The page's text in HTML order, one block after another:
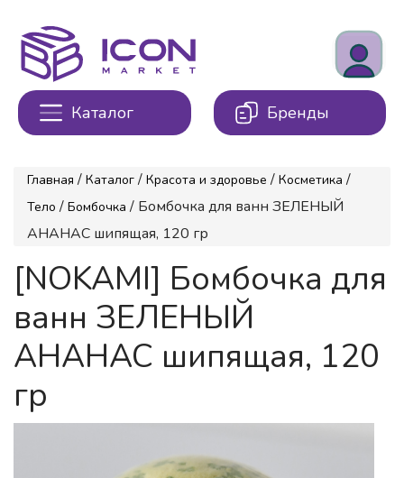
Каталог Бренды
Главная / Каталог / Красота и здоровье / Косметика /
Тело / Бомбочка / Бомбочка для ванн ЗЕЛЕНЫЙ
АНАНАС шипящая, 120 гр
[NOKAMI] Бомбочка для
ванн ЗЕЛЕНЫЙ
АНАНАС шипящая, 120
гр